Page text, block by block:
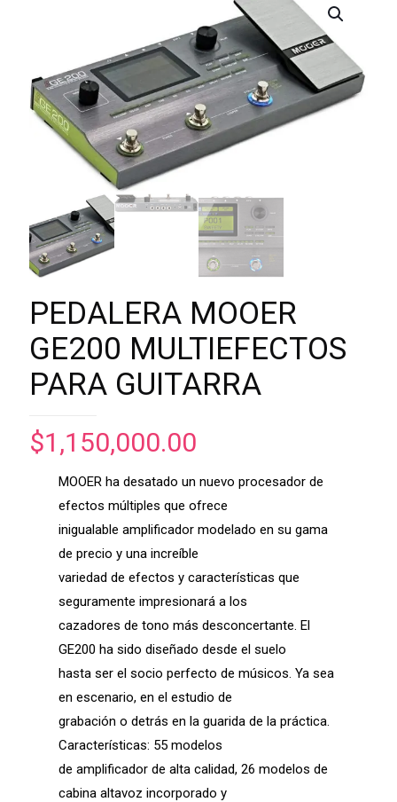
PEDALERA MOOER
GE200 MULTIEFECTOS
PARA GUITARRA
$1,150,000.00
MOOER ha desatado un nuevo procesador de
efectos múltiples que ofrece
inigualable amplificador modelado en su gama
de precio y una increíble
variedad de efectos y características que
seguramente impresionará a los
cazadores de tono más desconcertante. El
GE200 ha sido diseñado desde el suelo
hasta ser el socio perfecto de músicos. Ya sea
en escenario, en el estudio de
grabación o detrás en la guarida de la práctica.
Características: 55 modelos
de amplificador de alta calidad, 26 modelos de
cabina altavoz incorporado y